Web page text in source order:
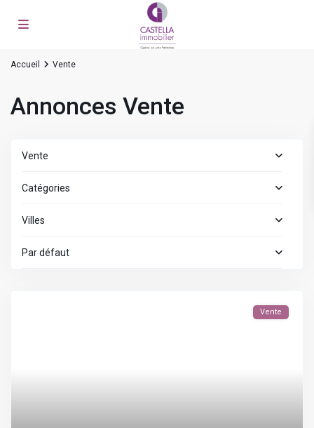
Accueil Vente
Annonces Vente
Vente
Catégories
Villes
Par défaut
Vente